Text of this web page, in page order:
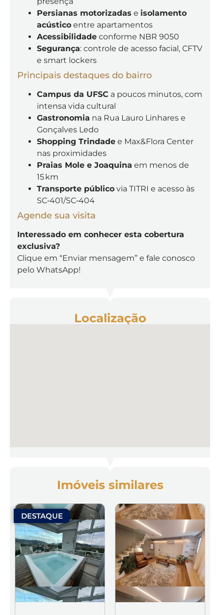
Persianas motorizadas e isolamento
acústico entre apartamentos
Acessibilidade conforme NBR 9050
Segurança: controle de acesso facial, CFTV
e smart lockers
Principais destaques do bairro
Campus da UFSC a poucos minutos, com
intensa vida cultural
Gastronomia na Rua Lauro Linhares e
Gonçalves Ledo
Shopping Trindade e Max&Flora Center
nas proximidades
Praias Mole e Joaquina em menos de
15 km
Transporte público via TITRI e acesso às
SC‑401/SC‑404
Agende sua visita
Interessado em conhecer esta cobertura
exclusiva?
Clique em “Enviar mensagem” e fale conosco
pelo WhatsApp!
Localização
Imóveis similares
DESTAQUE